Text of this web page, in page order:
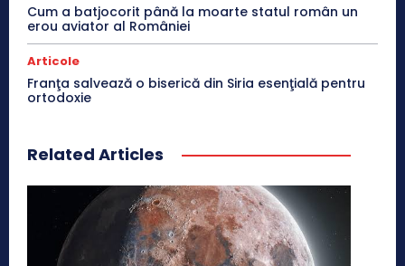
Cum a batjocorit până la moarte statul român un
erou aviator al României
Articole
Franţa salvează o biserică din Siria esenţială pentru
ortodoxie
Related Articles